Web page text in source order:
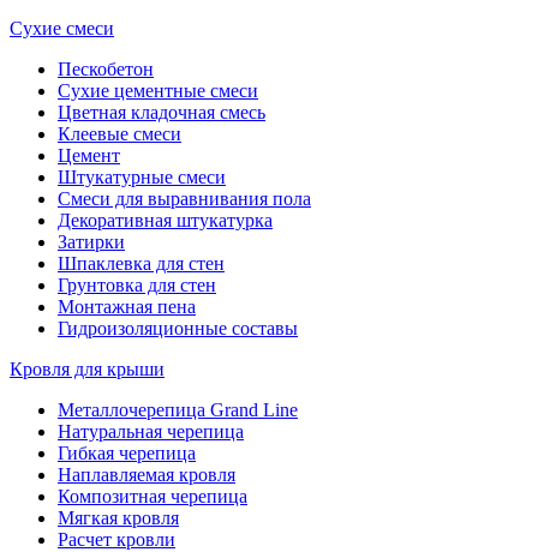
Сухие смеси
Пескобетон
Сухие цементные смеси
Цветная кладочная смесь
Клеевые смеси
Цемент
Штукатурные смеси
Смеси для выравнивания пола
Декоративная штукатурка
Затирки
Шпаклевка для стен
Грунтовка для стен
Монтажная пена
Гидроизоляционные составы
Кровля для крыши
Металлочерепица Grand Line
Натуральная черепица
Гибкая черепица
Наплавляемая кровля
Композитная черепица
Мягкая кровля
Расчет кровли